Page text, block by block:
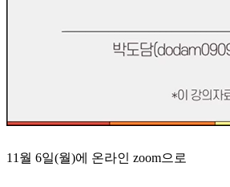
11월 6일(월)에 온라인 zoom으로